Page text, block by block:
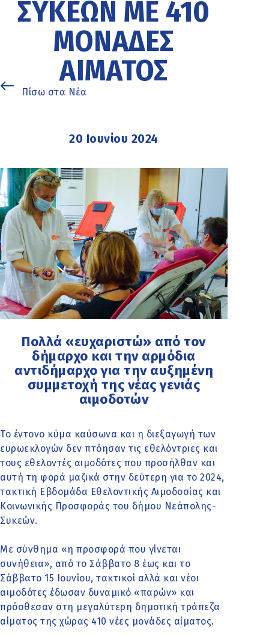
ΣΥΚΕΏΝ ΜΕ 410
ΜΟΝΆΔΕΣ
ΑΊΜΑΤΟΣ
Πίσω στα Νέα
20 Ιουνίου 2024
Πολλά «ευχαριστώ» από τον
δήμαρχο και την αρμόδια
αντιδήμαρχο για την αυξημένη
συμμετοχή της νέας γενιάς
αιμοδοτών
Το έντονο κύμα καύσωνα και η διεξαγωγή των
ευρωεκλογών δεν πτόησαν τις εθελόντριες και
τους εθελοντές αιμοδότες που προσήλθαν και
αυτή τη φορά μαζικά στην δεύτερη για το 2024,
τακτική Εβδομάδα Εθελοντικής Αιμοδοσίας και
Κοινωνικής Προσφοράς του δήμου Νεάπολης-
Συκεών.
Με σύνθημα «η προσφορά που γίνεται
συνήθεια», από το Σάββατο 8 έως και το
Σάββατο 15 Ιουνίου, τακτικοί αλλά και νέοι
αιμοδότες έδωσαν δυναμικό «παρών» και
πρόσθεσαν στη μεγαλύτερη δημοτική τράπεζα
αίματος της χώρας 410 νέες μονάδες αίματος.